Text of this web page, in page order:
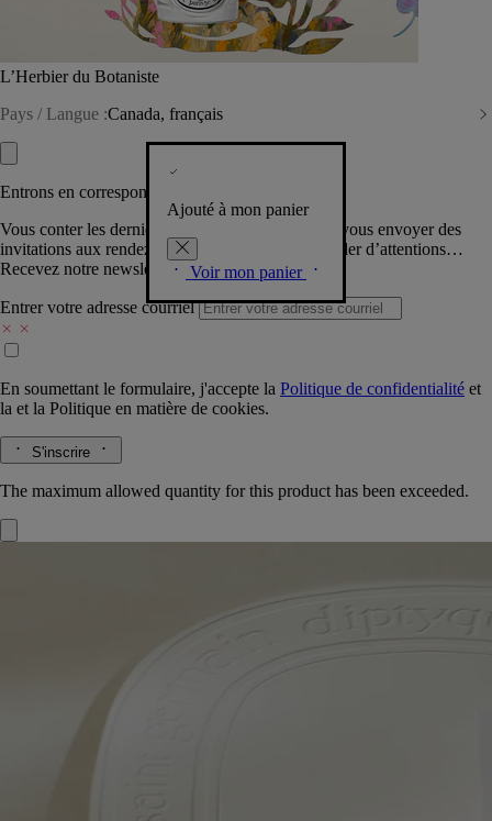
L’Herbier du Botaniste
Pays / Langue :Canada, français
Ajouté à mon panier
Voir mon panier
Entrons en correspondance​
Vous conter les dernières créations de la Maison, vous envoyer des
invitations aux rendez-vous Diptyque, vous combler d’attentions…
Recevez notre newsletter.
Entrer votre adresse courriel
En soumettant le formulaire, j'accepte la Politique de confidentialité et
la et la Politique en matière de cookies.
S'inscrire
The maximum allowed quantity for this product has been exceeded.